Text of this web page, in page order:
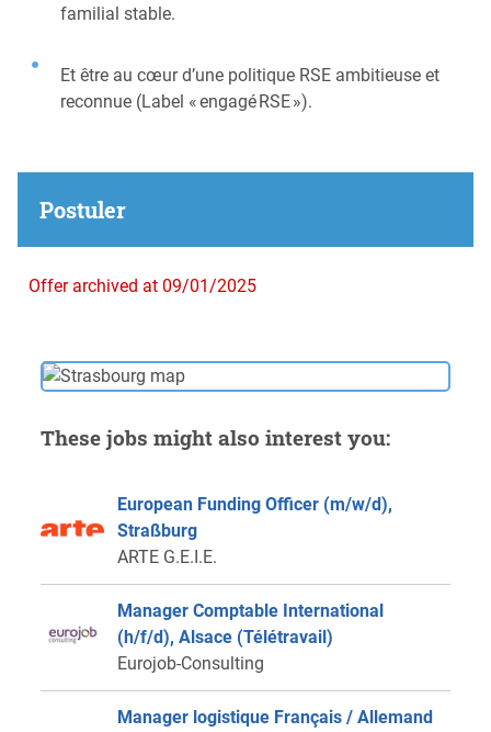
familial stable. ​
Et être au cœur d’une politique RSE ambitieuse et
reconnue (Label « engagé RSE »). ​
Postuler
Offer archived at 09/01/2025
These jobs might also interest you:
European Funding Officer (m/w/d),
Straßburg
ARTE G.E.I.E.
Manager Comptable International
(h/f/d), Alsace (Télétravail)
Eurojob-Consulting
Manager logistique Français / Allemand